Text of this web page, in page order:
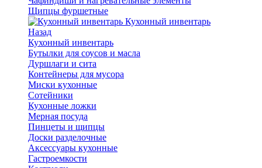
Щипцы фуршетные
Кухонный инвентарь
Назад
Кухонный инвентарь
Бутылки для соусов и масла
Дуршлаги и сита
Контейнеры для мусора
Миски кухонные
Сотейники
Кухонные ложки
Мерная посуда
Пинцеты и щипцы
Доски разделочные
Аксессуары кухонные
Гастроемкости